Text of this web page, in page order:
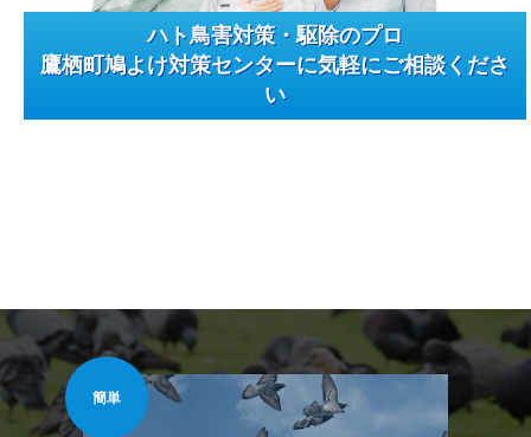
ハト鳥害対策・駆除のプロ
鷹栖町鳩よけ対策センターに気軽にご相談くださ
い
簡単